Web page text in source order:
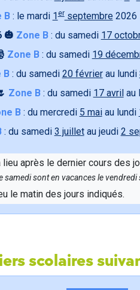
B: le mardi 1erseptembre 2026
🎃 Zone B: du samedi 17
Zone B: du samedi 19
B: du samedi 20 févrierau lundi
Zone B: du samedi 17 avril au
B: du mercredi 5 maiau lundi
: du samedi 3 juilletau jeudi 2
lieu après le dernier cours des
samedi sont en vacances le vendredi
le matin des jours indiqués.
scolaires